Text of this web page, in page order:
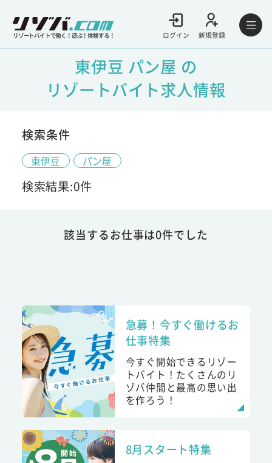
リゾートバイトで働く！遊ぶ！体験する！ ログイン 新規登録
東伊豆 パン屋 の
リゾートバイト求人情報
検索条件
東伊豆 パン屋
検索結果:0件
該当するお仕事は0件でした
急募！今すぐ働けるお
仕事特集
今すぐ開始できるリゾー
トバイト！たくさんのリ
ゾバ仲間と最高の思い出
を作ろう！
8月スタート特集